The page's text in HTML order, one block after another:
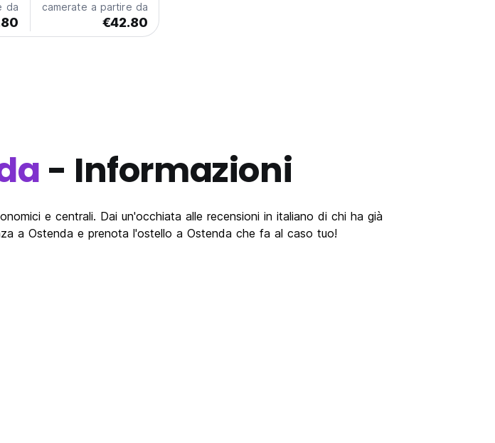
da camerate a partire da
€42.80
- Informazioni
e centrali. Dai un'occhiata alle recensioni in italiano di chi ha già
a Ostenda e prenota l'ostello a Ostenda che fa al caso tuo!